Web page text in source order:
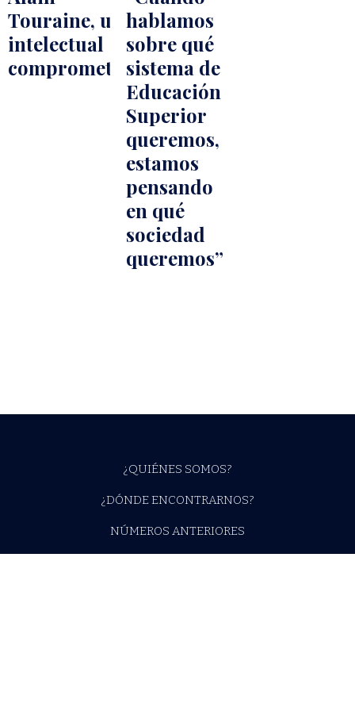
Touraine, un
intelectual
comprometido
hablamos
sobre qué
sistema de
Educación
Superior
queremos,
estamos
pensando
en qué
sociedad
queremos”
¿QUIÉNES SOMOS?
¿DÓNDE ENCONTRARNOS?
NÚMEROS ANTERIORES